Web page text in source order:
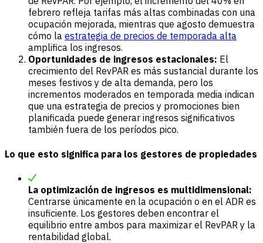
febrero refleja tarifas más altas combinadas con una
ocupación mejorada, mientras que agosto demuestra
cómo la estrategia de precios de temporada alta
amplifica los ingresos.
Oportunidades de ingresos estacionales: El
crecimiento del RevPAR es más sustancial durante los
meses festivos y de alta demanda, pero los
incrementos moderados en temporada media indican
que una estrategia de precios y promociones bien
planificada puede generar ingresos significativos
también fuera de los períodos pico.
Lo que esto significa para los gestores de propiedades
La optimización de ingresos es multidimensional:
Centrarse únicamente en la ocupación o en el ADR es
insuficiente. Los gestores deben encontrar el
equilibrio entre ambos para maximizar el RevPAR y la
rentabilidad global.